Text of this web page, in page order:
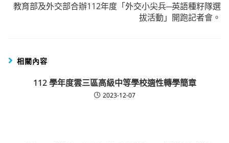
教育部及外交部合辦112年度「外交小尖兵─英語種籽隊選
拔活動」開跑記者會。
相關內容
112 學年度雲三區高級中等學校適性轉學簡章
2023-12-07